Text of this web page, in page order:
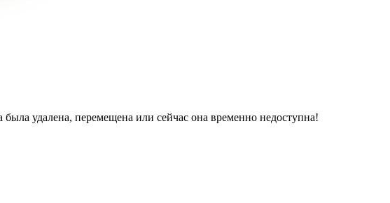
удалена, перемещена или сейчас она временно недоступна!